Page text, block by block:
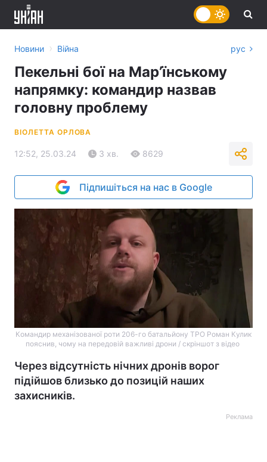
Новини › Війна рус
Пекельні бої на Мар’їнському
напрямку: командир назвав
головну проблему
ВІОЛЕТТА ОРЛОВА
12:52, 25.03.24 3 хв. 8629
Підпишіться на нас в Google
Командир механізованої роти 206-го батальйону ТРО Роман Кулик
пояснив, чому на передовій важливі дрони / скріншот з відео
Через відсутність нічних дронів ворог
підійшов близько до позицій наших
захисників.
Реклама